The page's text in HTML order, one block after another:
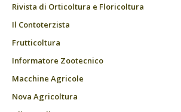
Rivista di Orticoltura e Floricoltura
Il Contoterzista
Frutticoltura
Informatore Zootecnico
Macchine Agricole
Nova Agricoltura